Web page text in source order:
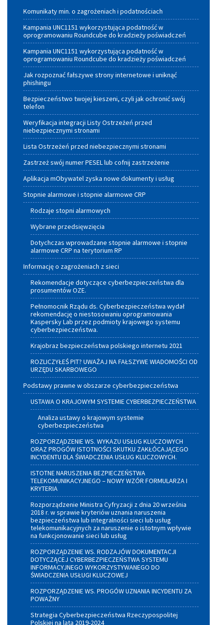
Energii
dla
Gmin
Województwa
Małopolskiego
Komunikaty min. o zagrożeniach i podatnościach
Kampania UNC1151 wykorzystująca podatność w
oprogramowaniu Roundcube do kradzieży poświadczeń
Kampania UNC1151 wykorzystująca podatność w
oprogramowaniu Roundcube do kradzieży poświadczeń
Jak rozpoznać fałszywe strony internetowe i uniknąć
phishingu
Bezpieczeństwo twojej kieszeni, czyli jak ochronić swój
telefon
Weryfikacja integracji Listy Ostrzeżeń przed
niebezpiecznymi stronami
Lista Ostrzeżeń przed niebezpiecznymi stronami
Zastrzeż swój numer PESEL lub cofnij zastrzeżenie
Aplikacja mObywatel zyska nowe dokumenty i usług
Stopnie alarmowe i stopnie alarmowe CRP
Rodzaje stopni alarmowych
Wybrane przedsięwzięcia
Dotychczas wprowadzane stopnie alarmowe i stopnie
alarmowe CRP na terytorium RP
Informację o zagrożeniach z sieci
Rekomendacje dotyczące cyberbezpieczeństwa dla
prosumentów OZE.
Pełnomocnik Rządu ds. Cyberbezpieczeństwa wydał
rekomendację o niestosowaniu oprogramowania
Kaspersky Lab przez podmioty krajowego systemu
cyberbezpieczeństwa.
Krajobraz bezpieczeństwa polskiego internetu 2021
ROZLICZYŁEŚ PIT? UWAŻAJ NA FAŁSZYWE WIADOMOŚCI OD
URZĘDU SKARBOWEGO
Podstawy prawne w obszarze cyberbezpieczeństwa
USTAWA O KRAJOWYM SYSTEMIE CYBERBEZPIECZEŃSTWA
Analiza ustawy o krajowym systemie
cyberbezpieczeństwa
ROZPORZĄDZENIE WS. WYKAZU USŁUG KLUCZOWYCH
ORAZ PROGÓW ISTOTNOŚCI SKUTKU ZAKŁÓCAJĄCEGO
INCYDENTU DLA ŚWIADCZENIA USŁUG KLUCZOWYCH.
ISTOTNE NARUSZENIA BEZPIECZEŃSTWA
TELEKOMUNIKACYJNEGO – NOWY WZÓR FORMULARZA I
KRYTERIA
Rozporządzenie Ministra Cyfryzacji z dnia 20 września
2018 r. w sprawie kryteriów uznania naruszenia
bezpieczeństwa lub integralności sieci lub usług
telekomunikacyjnych za naruszenie o istotnym wpływie
na funkcjonowanie sieci lub usług
ROZPORZĄDZENIE WS. RODZAJÓW DOKUMENTACJI
DOTYCZĄCEJ CYBERBEZPIECZEŃSTWA SYSTEMU
INFORMACYJNEGO WYKORZYSTYWANEGO DO
ŚWIADCZENIA USŁUGI KLUCZOWEJ
ROZPORZĄDZENIE WS. PROGÓW UZNANIA INCYDENTU ZA
POWAŻNY
Strategia Cyberbezpieczeństwa Rzeczypospolitej
Polskiej na lata 2019-2024